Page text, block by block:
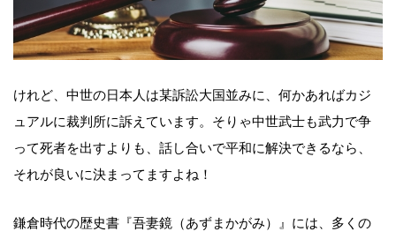
けれど、中世の日本人は某訴訟大国並みに、何かあればカジ
ュアルに裁判所に訴えています。そりゃ中世武士も武力で争
って死者を出すよりも、話し合いで平和に解決できるなら、
それが良いに決まってますよね！
鎌倉時代の歴史書『吾妻鏡（あずまかがみ）』には、多くの